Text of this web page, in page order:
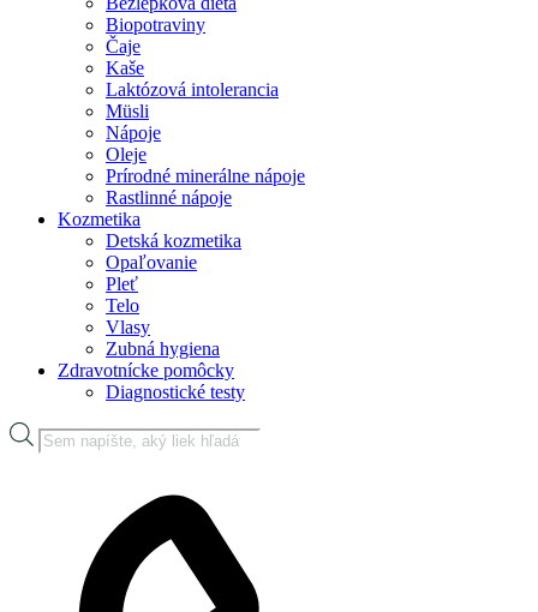
Biopotraviny
Čaje
Kaše
Laktózová intolerancia
Müsli
Nápoje
Oleje
Prírodné minerálne nápoje
Rastlinné nápoje
Kozmetika
Detská kozmetika
Opaľovanie
Pleť
Telo
Vlasy
Zubná hygiena
Zdravotnícke pomôcky
Diagnostické testy
Products
search